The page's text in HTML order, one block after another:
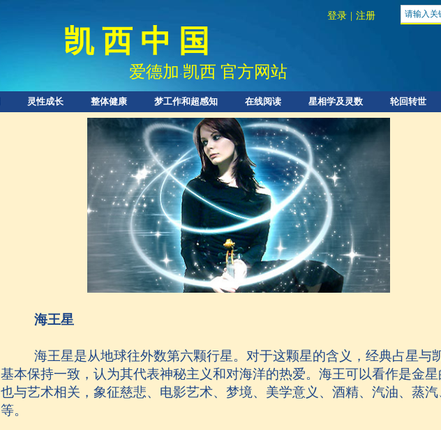
灵性成长 整体健康 梦工作和超感知 在线阅读 星相学及灵数 轮回转世
凯 西 中 国
登录 注册
爱德加 · 凯西 官方网站
海王星
海王星是从地球往外数第六颗行星。对于这颗星的含义，经典占星与
基本保持一致，认为其代表神秘主义和对海洋的热爱。海王可以看作是金星
也与艺术相关，象征慈悲、电影艺术、梦境、美学意义、酒精、汽油、蒸
等。